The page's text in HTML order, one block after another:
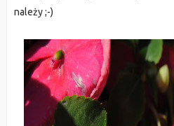
należy ;-)